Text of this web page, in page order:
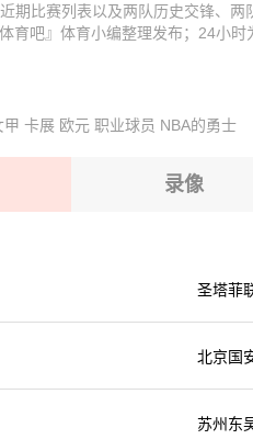
【国际友谊】 斯洛伐克VS黑山
【国际友谊】 斯洛伐克VS黑山
【国际友谊】 斯洛伐克VS黑山
【国际友谊】 斯洛伐克VS黑山
【国际友谊】 斯洛伐克VS黑山
【国际友谊】 斯洛伐克VS黑山
期比赛列表以及两队历史交锋、两
育吧』体育小编整理发布；24小时
甲 卡展 欧元 职业球员 NBA的勇士
录像
圣塔菲
北京国
苏州东